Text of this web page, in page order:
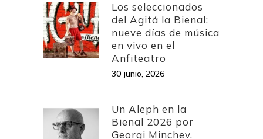
Los seleccionados
del Agitá la Bienal:
nueve días de música
en vivo en el
Anfiteatro
30 junio, 2026
Un Aleph en la
Bienal 2026 por
Georgi Minchev,